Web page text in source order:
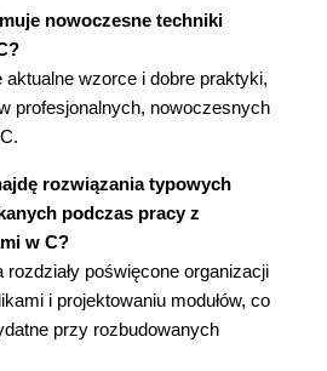
w przykładzie roboczym
wartości
w przykładzie roboczym
błędów
nowoczesne techniki
aktualne wzorce i dobre praktyki,
profesjonalnych, nowoczesnych
rozwiązania typowych
podczas pracy z
w C?
poświęcone organizacji
i projektowaniu modułów, co
przy rozbudowanych